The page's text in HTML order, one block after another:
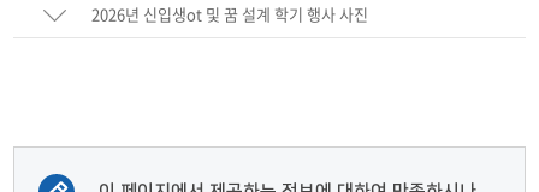
2026년 신입생ot 및 꿈 설계 학기 행사 사진